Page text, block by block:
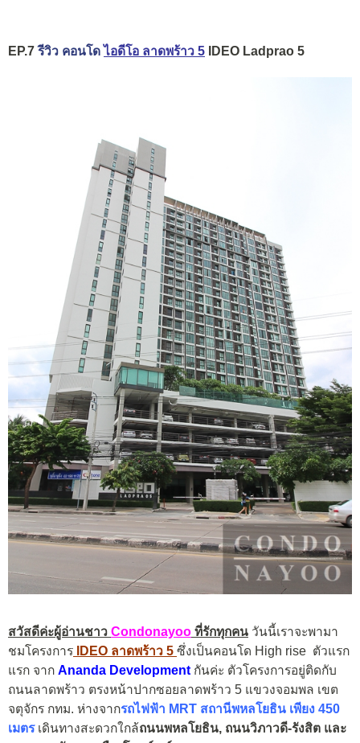
EP.7รีวิว คอนโดไอดีโอ ลาดพร้าว 5 IDEO Ladprao 5
สวัสดีค่ะผู้อ่านชาว Condonayoo ที่รักทุกคน วันนี้เราจะพามา
ชมโครงการ
IDEO ลาดพร้าว 5 ซึ่งเป็นคอนโด High rise ตัวแรก
แรก จาก Ananda Development กันค่ะ ตัวโครงการอยู่ติดกับ
ถนนลาดพร้าว ตรงหน้าปากซอยลาดพร้าว 5 แขวงจอมพล เขต
จตุจักร กทม. ห่างจากรถไฟฟ้า MRT สถานีพหลโยธิน เพียง 450
เมตรเดินทางสะดวกใกล้ถนนพหลโยธิน, ถนนวิภาวดี-รังสิต และ